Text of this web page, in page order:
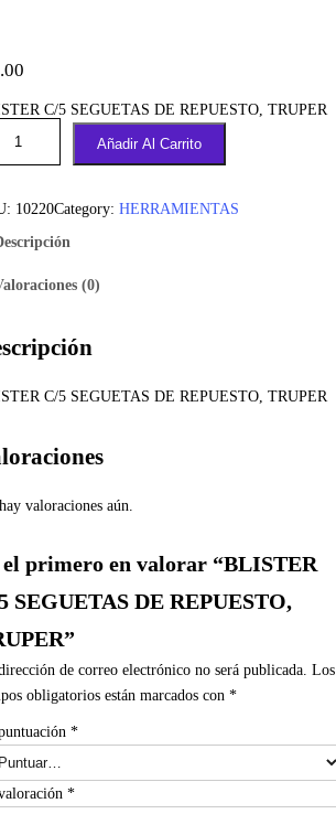
C/5 SEGUETAS DE REPUESTO, TRUPER
Añadir Al Carrito
10220Category: HERRAMIENTAS
(0)
C/5 SEGUETAS DE REPUESTO, TRUPER
valoraciones aún.
el primero en valorar “BLISTER
SEGUETAS DE REPUESTO,
de correo electrónico no será publicada. Los
obligatorios están marcados con *
*
*